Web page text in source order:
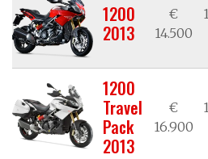
1200
2013
€
14.500
1200
Travel
Pack
2013
€
16.900